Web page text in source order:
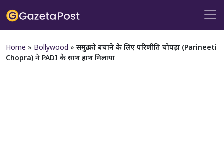
Home » Bollywood » समुद्र को बचाने के लिए परिणीति चोपड़ा (Parineeti
Chopra) ने PADI के साथ हाथ मिलाया